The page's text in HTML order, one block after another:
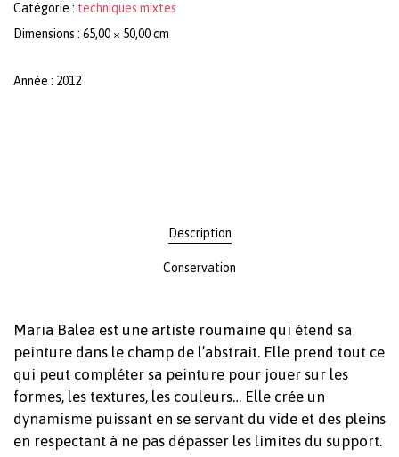
Catégorie : techniques mixtes
Dimensions : 65,00 × 50,00 cm
Année : 2012
Description
Conservation
Maria Balea est une artiste roumaine qui étend sa
peinture dans le champ de l’abstrait. Elle prend tout ce
qui peut compléter sa peinture pour jouer sur les
formes, les textures, les couleurs… Elle crée un
dynamisme puissant en se servant du vide et des pleins
en respectant à ne pas dépasser les limites du support.